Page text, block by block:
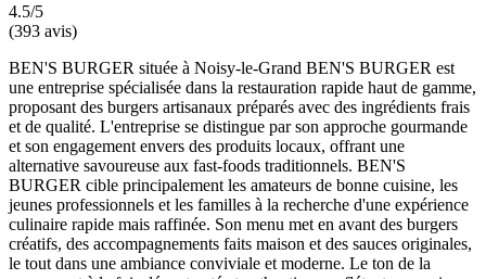
4.5/5
(393 avis)
BEN'S BURGER située à Noisy-le-Grand BEN'S BURGER est
une entreprise spécialisée dans la restauration rapide haut de gamme,
proposant des burgers artisanaux préparés avec des ingrédients frais
et de qualité. L'entreprise se distingue par son approche gourmande
et son engagement envers des produits locaux, offrant une
alternative savoureuse aux fast-foods traditionnels. BEN'S
BURGER cible principalement les amateurs de bonne cuisine, les
jeunes professionnels et les familles à la recherche d'une expérience
culinaire rapide mais raffinée. Son menu met en avant des burgers
créatifs, des accompagnements faits maison et des sauces originales,
le tout dans une ambiance conviviale et moderne. Le ton de la